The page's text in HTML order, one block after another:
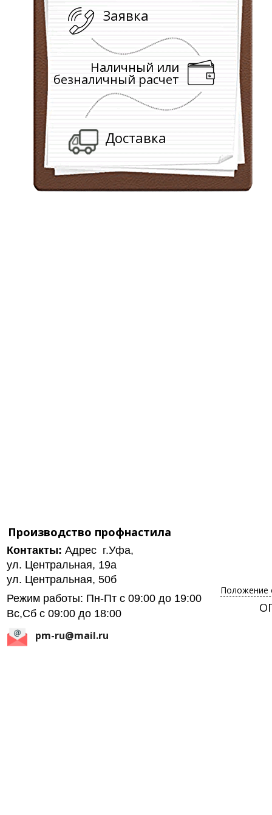
Производство профнастила
Доставка
Наличный или
безналичный расчет
Заявка
Положение
Контакты: Адрес г.Уфа,
ул. Центральная, 19а
ул. Центральная, 50б
pm-ru@mail.ru
Режим работы: Пн-Пт с 09:00 до 19:00
Вс,Сб с 09:00 до 18:00